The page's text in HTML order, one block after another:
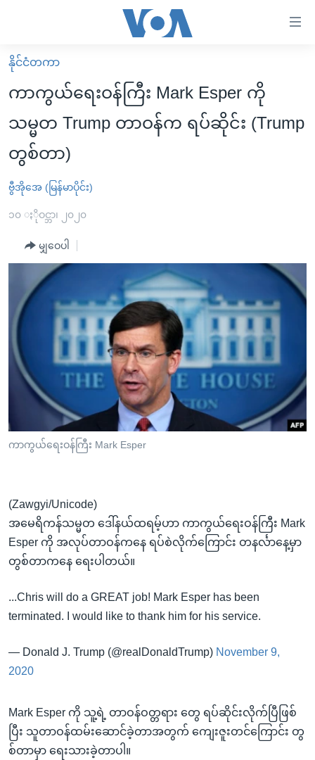
လွယ်ကူ
စေ
များ
ပင်မ
ကျော်
ကြည့်
ပင်မ
စာမျက်နှာ
ရန်
ရှာဖွေ
သို့
ကျော်
ရန်
မူလစာမျက်နှာ
မြန်မာ
ကမ္ဘာ့သတင်းများ
နိုင်ငံတကာ
အစ္စရေး-ပါလက်စတိုင်း
ဗွီဒီယို
အင်္ဂလိပ်စာလေ့လာမယ်
အမေရိကန်သုံးအီဒီယံ
မကြေးမုံရဲ့ အင်္ဂလိပ်စာ
ရုပ်ရှင်ထဲက အင်္ဂလိပ်စာ
သုတပဒေသာ အင်္ဂလိပ်စာ
အပတ်စဉ်ကဏ္ဍများ
ရေဒီယို
တီဗွီ
ရေဒီယိုနှင့်ရုပ်သံ အချက်အလက်များ
ရေဒီယို/တီဗွီအစီအစဉ်
Learning English
ဗွီအိုအေ လူမှုကွန်ယက်များ
ဘာသာစကားများ
နိုင်ငံတကာ
ကာကွယ်ရေးဝန်ကြီး Mark Esper ကို
သမ္မတ Trump တာဝန်က ရပ်ဆိုင်း (Trump
တွစ်တာ)
ဗွီအိုအေ (မြန်မာပိုင်း)
၁၀ ႏိုဝင္ဘာ၊ ၂၀၂၀
မျှဝေပါ
ကာကွယ်ရေးဝန်ကြီး Mark Esper
(Zawgyi/Unicode)
အမေရိကန်သမ္မတ ဒေါ်နယ်ထရမ့်ဟာ ကာကွယ်ရေးဝန်ကြီး Mark
Esper ကို အလုပ်တာဝန်ကနေ ရပ်စဲလိုက်ကြောင်း တနင်္လာနေ့မှာ
တွစ်တာကနေ ရေးပါတယ်။
...Chris will do a GREAT job! Mark Esper has been
terminated. I would like to thank him for his service.
— Donald J. Trump (@realDonaldTrump) November 9,
2020
Mark Esper ကို သူ့ရဲ့ တာဝန်ဝတ္တရား တွေ ရပ်ဆိုင်းလိုက်ပြီဖြစ်
ပြီး သူတာဝန်ထမ်းဆောင်ခဲ့တာအတွက် ကျေးဇူးတင်ကြောင်း တွ
စ်တာမှာ ရေးသားခဲ့တာပါ။